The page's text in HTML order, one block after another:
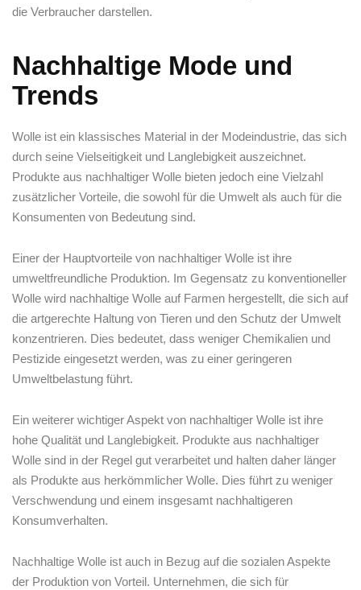
die ‌Verbraucher darstellen.
Nachhaltige ‍Mode‍ und
Trends
Wolle ⁣ist ein klassisches ​Material in⁣ der Modeindustrie, das sich⁤
durch‍ seine Vielseitigkeit und Langlebigkeit auszeichnet.‍
Produkte aus nachhaltiger Wolle bieten jedoch eine Vielzahl
zusätzlicher Vorteile, die‍ sowohl für die⁤ Umwelt ‍als auch‌ für die
Konsumenten‍ von Bedeutung ​sind.
Einer der Hauptvorteile von nachhaltiger Wolle ist ihre‌
umweltfreundliche ⁤Produktion. Im Gegensatz zu konventioneller⁤
Wolle wird​ nachhaltige ⁣Wolle auf Farmen ​hergestellt, die sich⁣ auf
die artgerechte​ Haltung‌ von Tieren und den Schutz der Umwelt
konzentrieren. Dies bedeutet, ⁤dass⁤ weniger Chemikalien und
Pestizide eingesetzt werden, was zu einer geringeren
Umweltbelastung⁣ führt.
Ein weiterer wichtiger Aspekt von nachhaltiger⁢ Wolle ist ihre
hohe⁣ Qualität und Langlebigkeit. Produkte ‍aus‍ nachhaltiger
Wolle sind ⁢in der Regel gut verarbeitet und halten daher⁣ länger‍
als ⁢Produkte aus​ herkömmlicher Wolle. Dies führt zu weniger
Verschwendung und einem insgesamt nachhaltigeren
⁣Konsumverhalten.
Nachhaltige Wolle ‍ist auch in ⁤Bezug auf‌ die sozialen Aspekte‍
der ‍Produktion von Vorteil. Unternehmen, die sich ⁢für